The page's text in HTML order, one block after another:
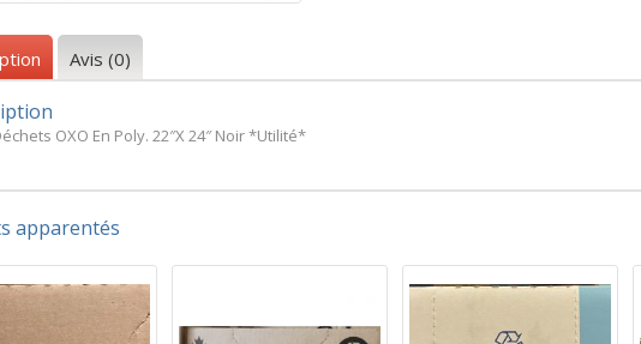
Avis (0)
OXO En Poly. 22″X 24″ Noir *Utilité*
apparentés